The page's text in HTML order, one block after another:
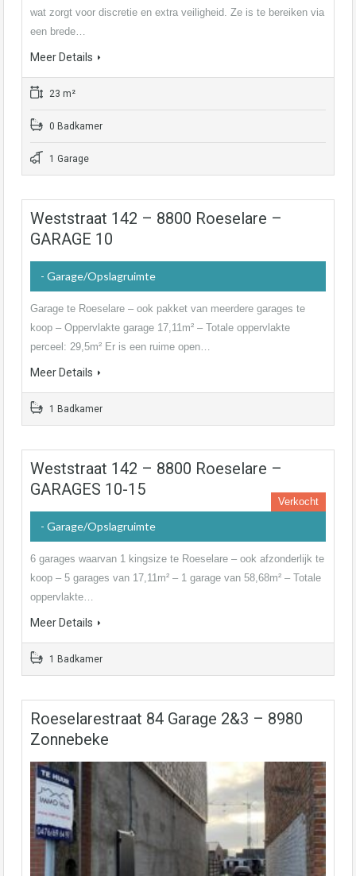
wat zorgt voor discretie en extra veiligheid. Ze is te bereiken via
een brede…
Meer Details
23 m²
0 Badkamer
1 Garage
Weststraat 142 – 8800 Roeselare –
GARAGE 10
- Garage/Opslagruimte
Garage te Roeselare – ook pakket van meerdere garages te
koop – Oppervlakte garage 17,11m² – Totale oppervlakte
perceel: 29,5m² Er is een ruime open…
Meer Details
1 Badkamer
Weststraat 142 – 8800 Roeselare –
GARAGES 10-15
Verkocht
- Garage/Opslagruimte
6 garages waarvan 1 kingsize te Roeselare – ook afzonderlijk te
koop – 5 garages van 17,11m² – 1 garage van 58,68m² – Totale
oppervlakte…
Meer Details
1 Badkamer
Roeselarestraat 84 Garage 2&3 – 8980
Zonnebeke